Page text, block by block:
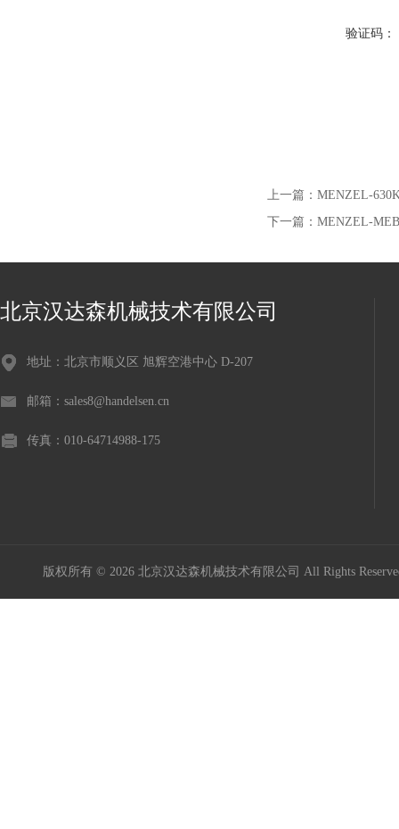
验证码：
上一篇： MENZEL-
下一篇： MENZEL-
北京汉达森机械技术有限公司
地址：北京市顺义区 旭辉空港中心 D-207
邮箱：sales8@handelsen.cn
传真：010-64714988-175
版权所有 © 2026 北京汉达森机械技术有限公司 All Rights